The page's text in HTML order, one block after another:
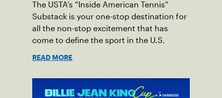
The USTA’s “Inside American Tennis”
Substack is your one-stop destination for
all the non-stop excitement that has
come to define the sport in the U.S.
READ MORE